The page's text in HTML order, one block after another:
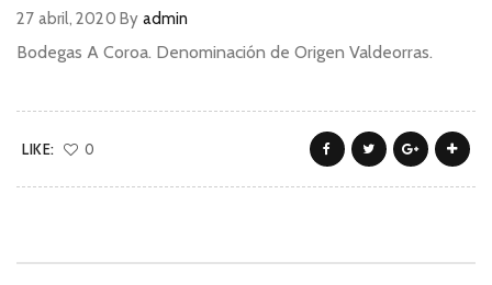
27 abril, 2020 By admin
Bodegas A Coroa. Denominación de Origen Valdeorras.
LIKE: 0